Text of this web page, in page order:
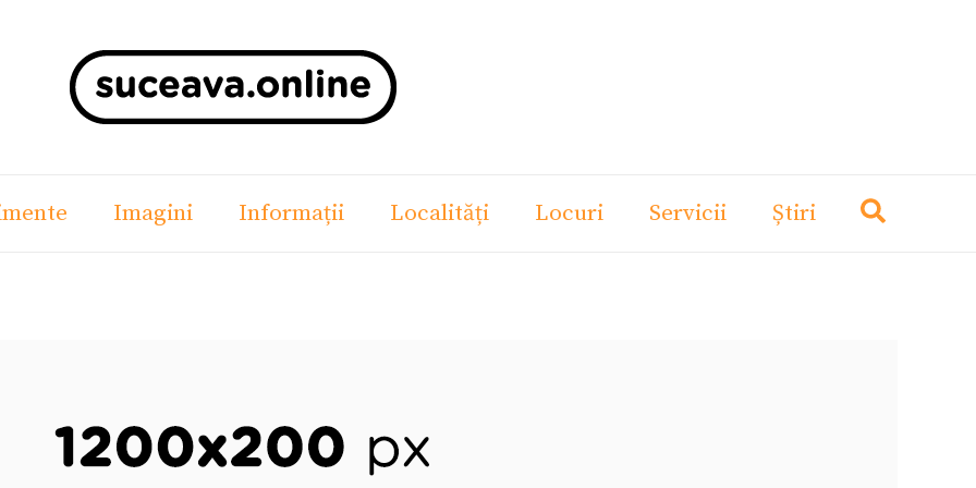
Imagini Informații Localități Locuri Servicii Știri